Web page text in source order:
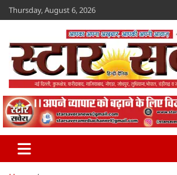
Skip
to
Thursday, August 6, 2026
Star Savera
www.starsavera.com